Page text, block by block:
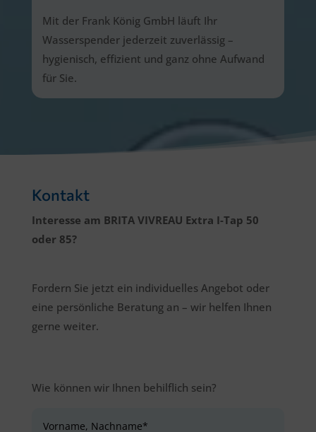
Mit der Frank König GmbH läuft Ihr
Wasserspender jederzeit zuverlässig –
hygienisch, effizient und ganz ohne Aufwand
für Sie.
Kontakt
Interesse am BRITA VIVREAU Extra I-Tap 50
oder 85?
Fordern Sie jetzt ein individuelles Angebot oder
eine persönliche Beratung an – wir helfen Ihnen
gerne weiter.
Wie können wir Ihnen behilflich sein?